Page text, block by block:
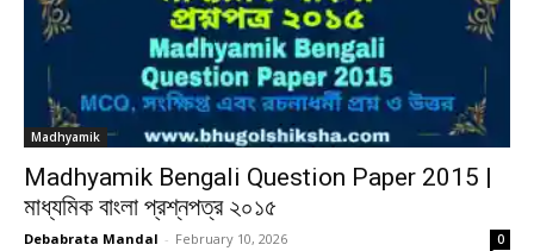
Madhyamik
Madhyamik Bengali Question Paper 2015 |
মাধ্যমিক বাংলা প্রশ্নপত্র ২০১৫
Debabrata Mandal - February 10, 2026 0